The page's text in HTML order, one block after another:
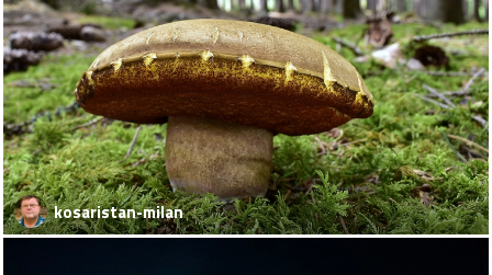
kosaristan-milan